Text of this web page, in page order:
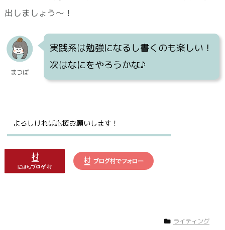
出しましょう～！
まつぼ
実践系は勉強になるし書くのも楽しい！
次はなにをやろうかな♪
よろしければ応援お願いします！
ライティング